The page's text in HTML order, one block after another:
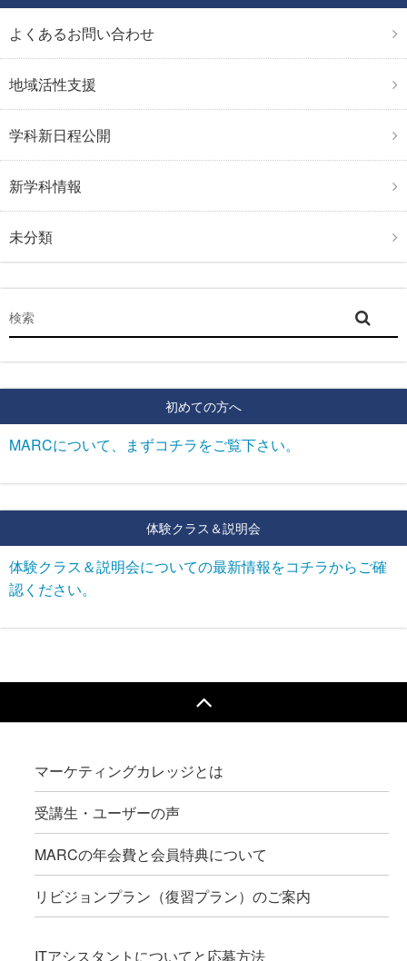
よくあるお問い合わせ
地域活性支援
学科新日程公開
新学科情報
未分類
初めての方へ
MARCについて、まずコチラをご覧下さい。
体験クラス＆説明会
体験クラス＆説明会についての最新情報をコチラからご確
認ください。
マーケティングカレッジとは
受講生・ユーザーの声
MARCの年会費と会員特典について
リビジョンプラン（復習プラン）のご案内
ITアシスタントについてと応募方法